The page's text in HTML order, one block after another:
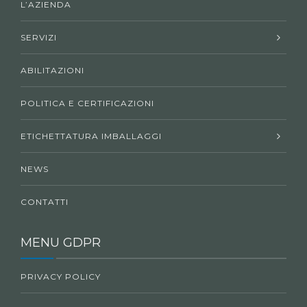
L’AZIENDA
SERVIZI
ABILITAZIONI
POLITICA E CERTIFICAZIONI
ETICHETTATURA IMBALLAGGI
NEWS
CONTATTI
MENU GDPR
PRIVACY POLICY